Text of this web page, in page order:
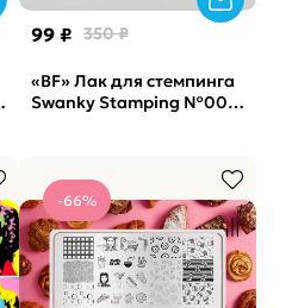
99 ₽ 350 ₽
«BF» Лак для стемпинга
Swanky Stamping №003,
-66%